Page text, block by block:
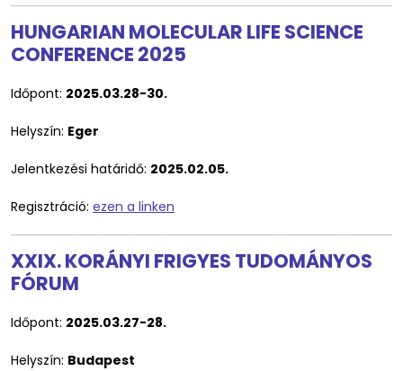
HUNGARIAN MOLECULAR LIFE SCIENCE
CONFERENCE 2025
Időpont: 2025.03.28-30.
Helyszín: Eger
Jelentkezési határidő: 2025.02.05.
Regisztráció: ezen a linken
XXIX. KORÁNYI FRIGYES TUDOMÁNYOS
FÓRUM
Időpont: 2025.03.27-28.
Helyszín: Budapest